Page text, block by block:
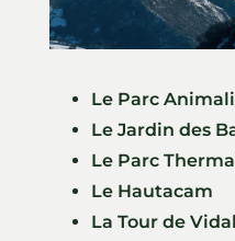
Le Parc
Le Jardin des
Le Parc
Le Hautacam
La Tour de